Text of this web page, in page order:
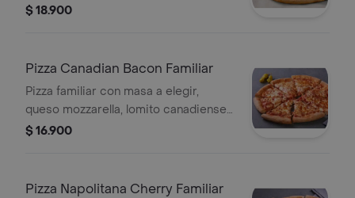
$ 18.900
Pizza Canadian Bacon Familiar
Pizza familiar con masa a elegir,
queso mozzarella, lomito canadiense,
tocino, queso parmesano y romano.
$ 16.900
Pizza Napolitana Cherry Familiar